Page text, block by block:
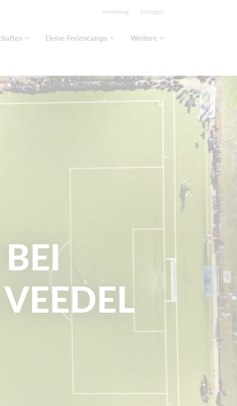
Anmeldung Einloggen
Deine Feriencamps Weitere